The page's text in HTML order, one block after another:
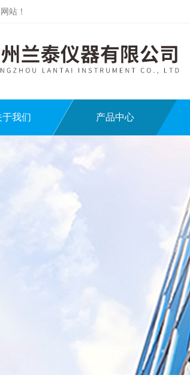
站！
于我们 产品中心